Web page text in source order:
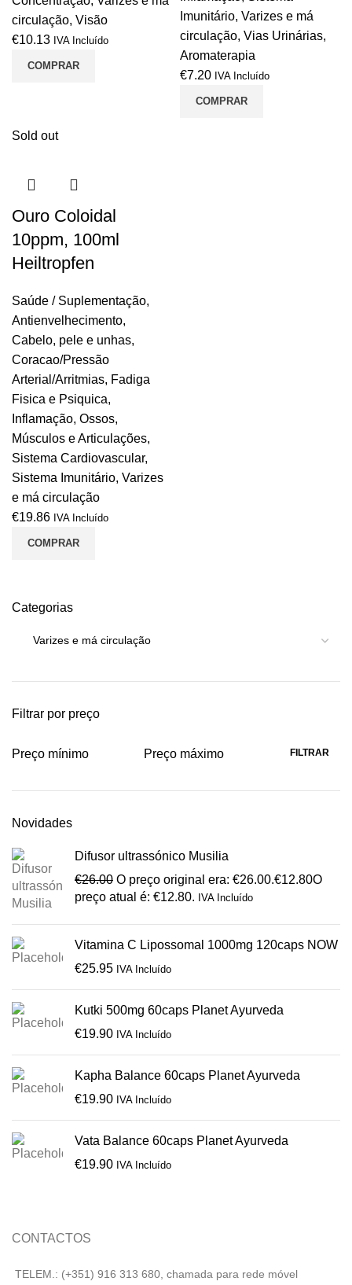
Categorias
Filtrar por preço
Preço mínimo Preço máximo FILTRAR
Novidades
Difusor ultrassónico Musilia
€26.00 O preço original era: €26.00.€12.80O
preço atual é: €12.80. IVA Incluído
Vitamina C Lipossomal 1000mg 120caps NOW
€25.95 IVA Incluído
Kutki 500mg 60caps Planet Ayurveda
€19.90 IVA Incluído
Kapha Balance 60caps Planet Ayurveda
€19.90 IVA Incluído
Vata Balance 60caps Planet Ayurveda
€19.90 IVA Incluído
circulação, Visão
€10.13 IVA Incluído
COMPRAR
Imunitário, Varizes e má
circulação, Vias Urinárias,
Aromaterapia
€7.20 IVA Incluído
COMPRAR
Sold out
Ouro Coloidal
10ppm, 100ml
Heiltropfen
Saúde / Suplementação,
Antienvelhecimento,
Cabelo, pele e unhas,
Coracao/Pressão
Arterial/Arritmias, Fadiga
Fisica e Psiquica,
Inflamação, Ossos,
Músculos e Articulações,
Sistema Cardiovascular,
Sistema Imunitário, Varizes
e má circulação
€19.86 IVA Incluído
COMPRAR
CONTACTOS
TELEM.: (+351) 916 313 680, chamada para rede móvel